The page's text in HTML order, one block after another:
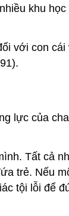
khu
với con
lực của
Tất cả
trẻ. Nếu
tội lỗi để